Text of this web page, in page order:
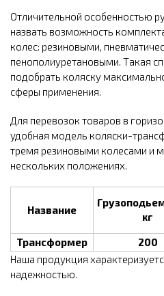
Отличительной особенностью
назвать возможность
колес: резиновыми,
пенополиуретановыми. Такая
подобрать коляску
сферы применения.
Для перевозок товаров в
удобная модель коляски-
тремя резиновыми колесами и
нескольких положениях.
Название
кг
Трансформер 200
Наша продукция
надежностью.